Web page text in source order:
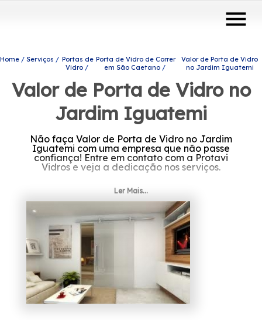
menu
Home Serviços
Portas de
Vidro
Porta de Vidro de Correr
em São Caetano
Valor de Porta de Vidro
no Jardim Iguatemi
Valor de Porta de Vidro no
Jardim Iguatemi
Não faça Valor de Porta de Vidro no Jardim
Iguatemi com uma empresa que não passe
confiança! Entre em contato com a Protavi
Vidros e veja a dedicação nos serviços.
Caso esteja procurando por Valor de Porta
de Vidro no Jardim Iguatemi, Saiba que por
meio da Protavi Vidros você pode achar
produtos e serviços como o de box para
banheiros, envidraçamento de sacadas e
portas de vidro, entre outras alternativas que
são disponibilizadas para a sua necessidade.
Leve mais modernidade e beleza para o seu
ambiente contando com nossos serviços, fale
Ler Mais...